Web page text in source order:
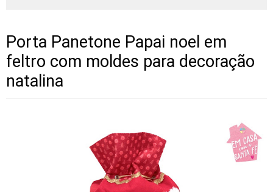
Porta Panetone Papai noel em
feltro com moldes para decoração
natalina